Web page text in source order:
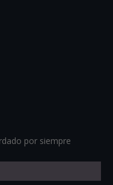
por siempre